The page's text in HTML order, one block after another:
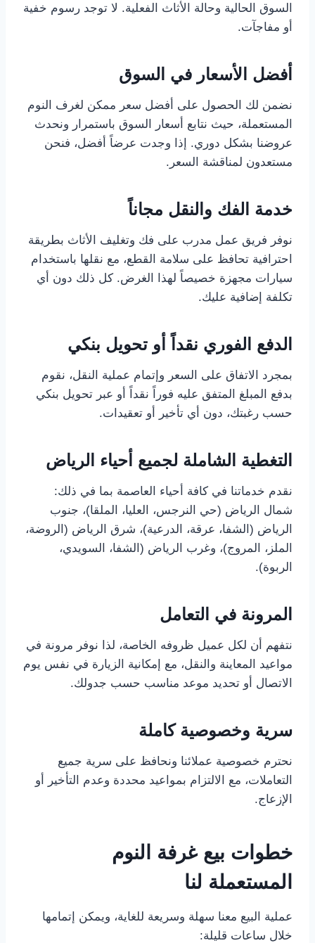
السوق الحالية وحالة الأثاث الفعلية. لا توجد رسوم خفية
أو مفاجآت.
أفضل الأسعار في السوق
نضمن لك الحصول على أفضل سعر ممكن لغرف النوم
المستعملة، حيث نتابع أسعار السوق باستمرار ونحدث
عروضنا بشكل دوري. إذا وجدت عرضاً أفضل، فنحن
مستعدون لمناقشة السعر.
خدمة الفك والنقل مجاناً
نوفر فريق عمل مدرب على فك وتغليف الأثاث بطريقة
احترافية تحافظ على سلامة القطع، مع نقلها باستخدام
سيارات مجهزة خصيصاً لهذا الغرض. كل ذلك دون أي
تكلفة إضافية عليك.
الدفع الفوري نقداً أو تحويل بنكي
بمجرد الاتفاق على السعر وإتمام عملية النقل، نقوم
بدفع المبلغ المتفق عليه فوراً نقداً أو عبر تحويل بنكي
حسب رغبتك، دون أي تأخير أو تعقيدات.
التغطية الشاملة لجميع أحياء الرياض
نقدم خدماتنا في كافة أحياء العاصمة بما في ذلك:
شمال الرياض (حي النرجس، العليا، الملقا)، جنوب
الرياض (الشفا، عرقة، الدرعية)، شرق الرياض (الروضة،
الملز، المروج)، وغرب الرياض (الشفا، السويدي،
الربوة).
المرونة في التعامل
نتفهم أن لكل عميل ظروفه الخاصة، لذا نوفر مرونة في
مواعيد المعاينة والنقل، مع إمكانية الزيارة في نفس يوم
الاتصال أو تحديد موعد مناسب حسب جدولك.
سرية وخصوصية كاملة
نحترم خصوصية عملائنا ونحافظ على سرية جميع
التعاملات، مع الالتزام بمواعيد محددة وعدم التأخير أو
الإزعاج.
خطوات بيع غرفة النوم
المستعملة لنا
عملية البيع معنا سهلة وسريعة للغاية، ويمكن إتمامها
خلال ساعات قليلة: